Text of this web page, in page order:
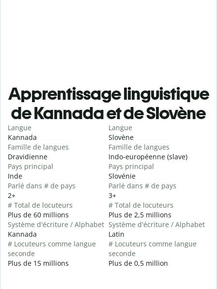
Apprentissage linguistique
de Kannada et de Slovène
Langue
Kannada
Famille de langues
Dravidienne
Pays principal
Inde
Parlé dans # de pays
2+
# Total de locuteurs
Plus de 60 millions
Système d'écriture / Alphabet
Kannada
# Locuteurs comme langue
seconde
Plus de 15 millions
Langue
Slovène
Famille de langues
Indo-européenne (slave)
Pays principal
Slovénie
Parlé dans # de pays
3+
# Total de locuteurs
Plus de 2,5 millions
Système d'écriture / Alphabet
Latin
# Locuteurs comme langue
seconde
Plus de 0,5 million